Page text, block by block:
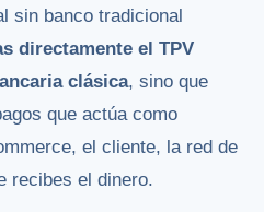
sin banco tradicional
directamente el TPV
clásica, sino que
que actúa como
el cliente, la red de
recibes el dinero.